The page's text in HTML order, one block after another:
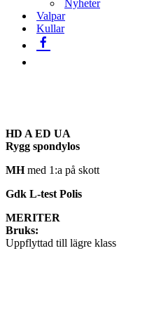
Nyheter
Valpar
Kullar
HD A ED UA
Rygg spondylos
MHmed 1:a på skott
Gdk L-test Polis
MERITER
Bruks:
Uppflyttad till lägre klass